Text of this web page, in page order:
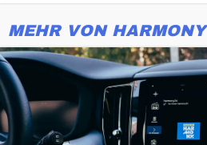
MEHR VON HARMONY